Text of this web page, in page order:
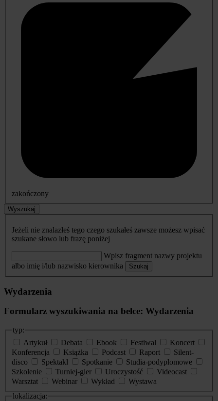
zakończony
Wyszukaj
Jeżeli nie znalazłeś tego czego szukałeś zawsze możesz wpisać
szukane słowo lub frazę poniżej
Wpisz fragment nazwy projektu
albo imię i/lub nazwisko kierownika
Szukaj
Wydarzenia
Formularz wyszukiwania na belce: Wydarzenia
typ:
Artykuł
Debata Ebook Festiwal
Koncert
Konferencja
Książka Podcast Raport
Silent-
disco
Spektakl Spotkanie
Studia-podyplomowe
Szkolenie
Turniej-gier Uroczystość
Videocast
Warsztat
Webinar Wykład
Wystawa
lokalizacja: